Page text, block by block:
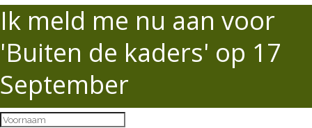
Ik meld me nu aan voor
'Buiten de kaders' op 17
September